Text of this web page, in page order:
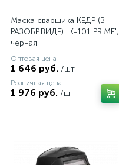
Маска сварщика КЕДР (В
РАЗОБР.ВИДЕ) "К-101 PRIME",
черная
Оптовая цена
1 646 руб. /шт
Розничная цена
1 976 руб. /шт